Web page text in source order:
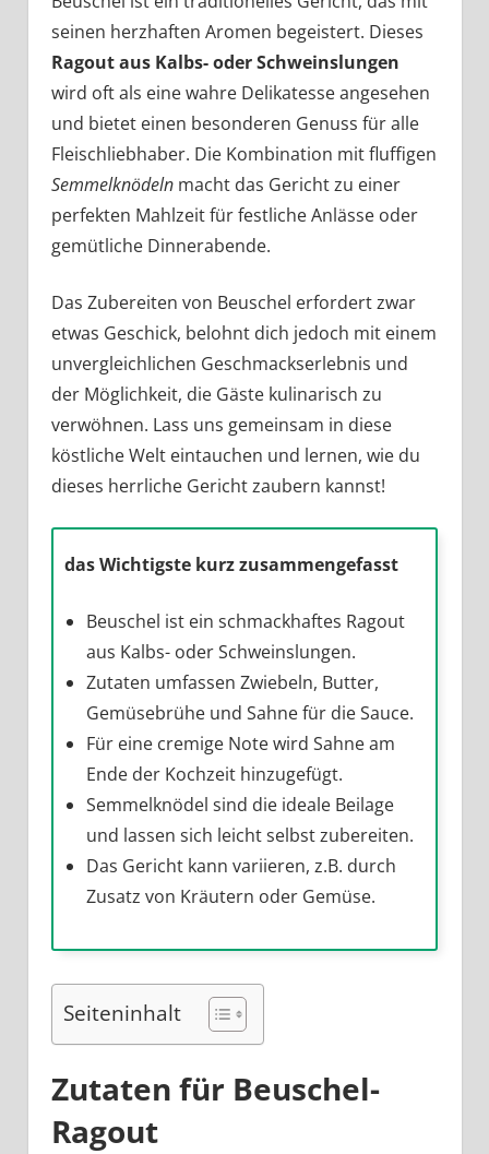
seinen herzhaften Aromen begeistert. Dieses
Ragout aus Kalbs- oder Schweinslungen
wird oft als eine wahre Delikatesse angesehen
und bietet einen besonderen Genuss für alle
Fleischliebhaber. Die Kombination mit fluffigen
Semmelknödelnmacht das Gericht zu einer
perfekten Mahlzeit für festliche Anlässe oder
gemütliche Dinnerabende.
Das Zubereiten von Beuschel erfordert zwar
etwas Geschick, belohnt dich jedoch mit einem
unvergleichlichen Geschmackserlebnis und
der Möglichkeit, die Gäste kulinarisch zu
verwöhnen. Lass uns gemeinsam in diese
köstliche Welt eintauchen und lernen, wie du
dieses herrliche Gericht zaubern kannst!
das Wichtigste kurz zusammengefasst
Beuschel ist ein schmackhaftes Ragout
aus Kalbs- oder Schweinslungen.
Zutaten umfassen Zwiebeln, Butter,
Gemüsebrühe und Sahne für die Sauce.
Für eine cremige Note wird Sahne am
Ende der Kochzeit hinzugefügt.
Semmelknödel sind die ideale Beilage
und lassen sich leicht selbst zubereiten.
Das Gericht kann variieren, z.B. durch
Zusatz von Kräutern oder Gemüse.
Seiteninhalt
Zutaten für Beuschel-
Ragout